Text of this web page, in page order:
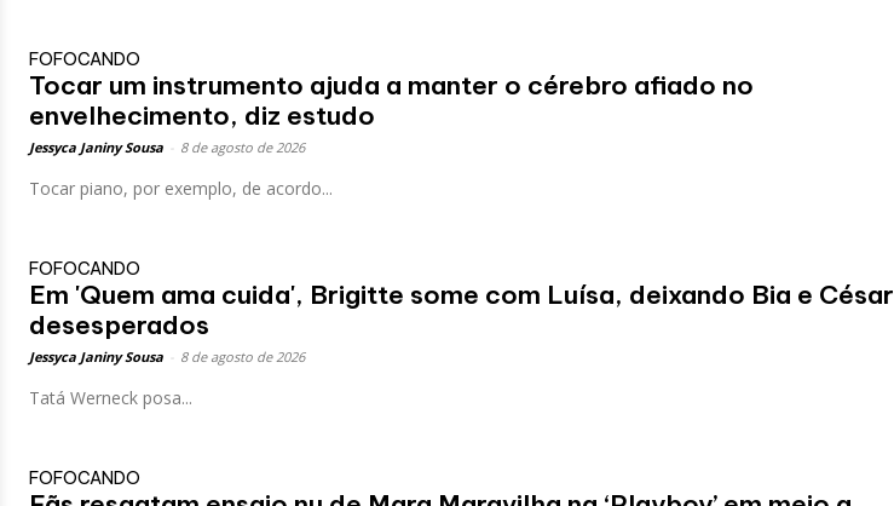
FOFOCANDO
Tocar um instrumento ajuda a manter o cérebro afiado no
envelhecimento, diz estudo
Jessyca Janiny Sousa 8 de agosto de 2026
Tocar piano, por exemplo, de acordo...
FOFOCANDO
Em 'Quem ama cuida', Brigitte some com Luísa, deixando Bia e César
desesperados
Jessyca Janiny Sousa 8 de agosto de 2026
Tatá Werneck posa...
FOFOCANDO